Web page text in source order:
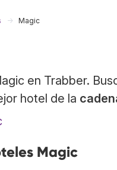
Magic
en Trabber.
hotel de la
Magic